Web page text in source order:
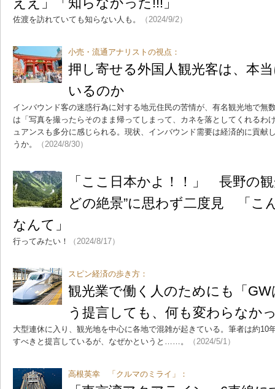
佐渡を訪れていても知らない人も。 （2024/9/2）
小売・流通アナリストの視点：
押し寄せる外国人観光客は、本
いるのか
インバウンド客の迷惑行為に対する地元住民の苦情が、有名観光地で無
は「写真を撮ったらそのまま帰ってしまって、カネを落としてくれるわ
ュアンスも多分に感じられる。現状、インバウンド需要は経済的に貢献
うか。
（2024/8/30）
「ここ日本かよ！！」 長野の
どの絶景”に思わず二度見 「こ
なんて」
行ってみたい！ （2024/8/17）
スピン経済の歩き方：
観光業で働く人のためにも「
う提言しても、何も変わらなか
大型連休に入り、観光地を中心に各地で混雑が起きている。筆者は約10
すべきと提言しているが、なぜかというと……。
（2024/5/1）
高根英幸 「クルマのミライ」：